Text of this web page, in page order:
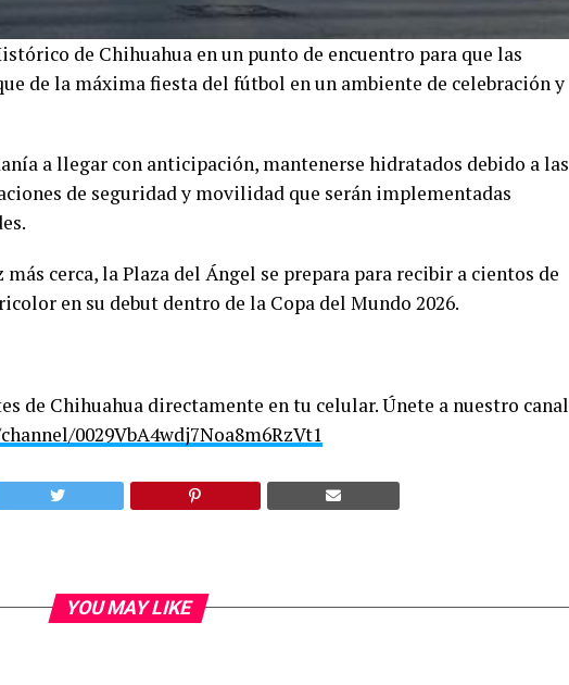
de Chihuahua en un punto de encuentro para que las
de la máxima fiesta del fútbol en un ambiente de celebración y
a llegar con anticipación, mantenerse hidratados debido a las
de seguridad y movilidad que serán implementadas
cerca, la Plaza del Ángel se prepara para recibir a cientos de
en su debut dentro de la Copa del Mundo 2026.
de Chihuahua directamente en tu celular. Únete a nuestro canal
0029VbA4wdj7Noa8m6RzVt1
YOU MAY LIKE